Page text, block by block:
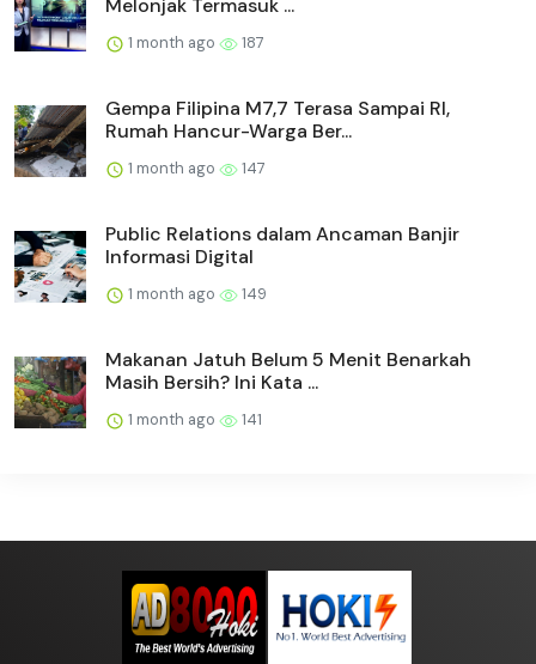
Melonjak Termasuk ...
1 month ago 187
Gempa Filipina M7,7 Terasa Sampai RI,
Rumah Hancur-Warga Ber...
1 month ago 147
Public Relations dalam Ancaman Banjir
Informasi Digital
1 month ago 149
Makanan Jatuh Belum 5 Menit Benarkah
Masih Bersih? Ini Kata ...
1 month ago 141